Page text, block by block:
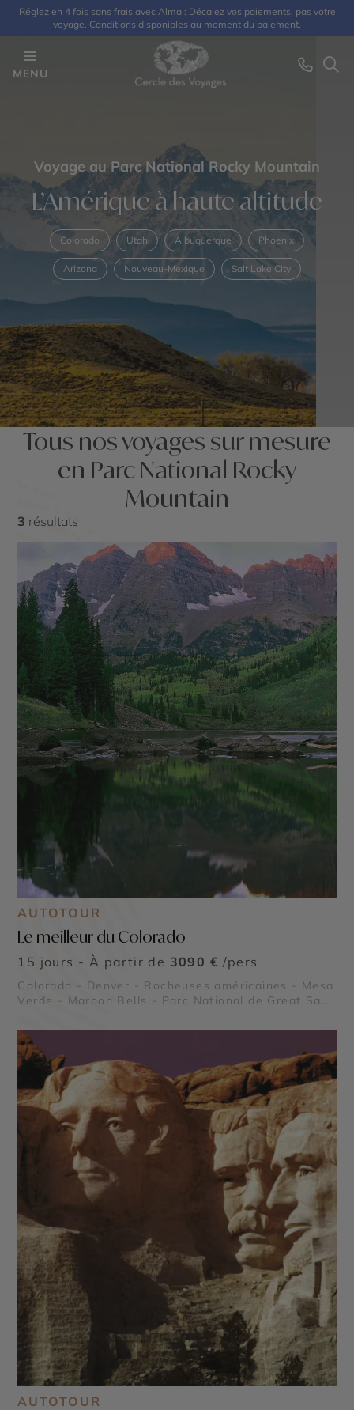
Réglez en 4 fois sans frais avec Alma : Décalez vos paiements, pas votre
voyage. Conditions disponibles au moment du paiement.
MENU
Voyage au Parc National Rocky Mountain
L’Amérique à haute altitude
Colorado Utah Albuquerque Phoenix
Arizona Nouveau-Mexique Salt Lake City
Tous nos voyages sur mesure
en Parc National Rocky
Mountain
3 résultats
AUTOTOUR
Le meilleur du Colorado
15 jours - À partir de 3090 € /pers
Colorado - Denver - Rocheuses américaines - Mesa
Verde - Maroon Bells - Parc National de Great Sand
Gunnison - Garden of the Gods - Parc National
Rocky Mountain
AUTOTOUR